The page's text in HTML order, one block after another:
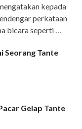
kepada
perkataan
bicara seperti …
Seorang Tante
Gelap Tante